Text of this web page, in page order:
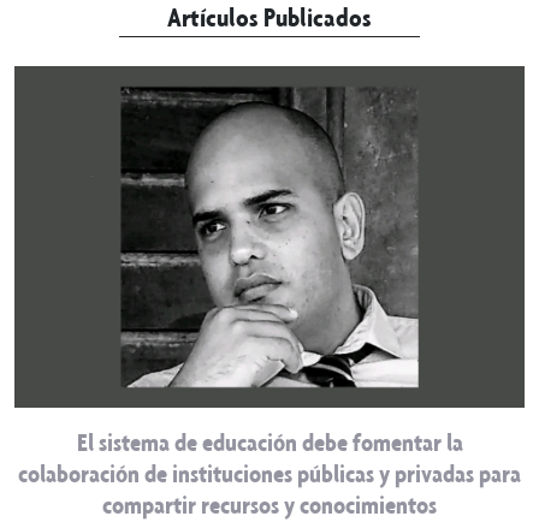
Artículos Publicados
El sistema de educación debe fomentar la
colaboración de instituciones públicas y privadas para
compartir recursos y conocimientos